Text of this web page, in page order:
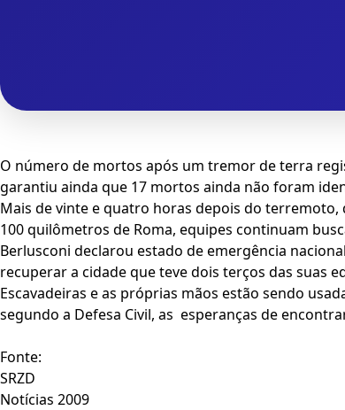
O número de mortos após um tremor de terra
garantiu ainda que 17 mortos ainda não foram
Mais de vinte e quatro horas depois do terremoto,
100 quilômetros de Roma, equipes continuam
Berlusconi declarou estado de emergência
recuperar a cidade que teve dois terços das suas
Escavadeiras e as próprias mãos estão sendo
segundo a Defesa Civil, as esperanças de
Fonte:
SRZD
Notícias 2009